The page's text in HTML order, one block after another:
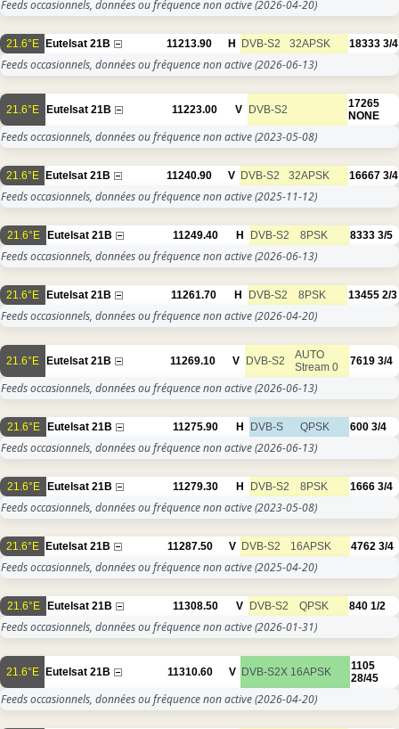
Feeds occasionnels, données ou fréquence non active(2026-04-20)
21.6°E Eutelsat 21B 11213.90 H DVB-S2 32APSK 18333 3/4
Feeds occasionnels, données ou fréquence non active(2026-06-13)
21.6°E Eutelsat 21B 11223.00 V DVB-S2
17265
NONE
Feeds occasionnels, données ou fréquence non active(2023-05-08)
21.6°E Eutelsat 21B 11240.90 V DVB-S2 32APSK 16667 3/4
Feeds occasionnels, données ou fréquence non active(2025-11-12)
21.6°E Eutelsat 21B 11249.40 H DVB-S2 8PSK 8333 3/5
Feeds occasionnels, données ou fréquence non active(2026-06-13)
21.6°E Eutelsat 21B 11261.70 H DVB-S2 8PSK 13455 2/3
Feeds occasionnels, données ou fréquence non active(2026-04-20)
21.6°E Eutelsat 21B 11269.10 V DVB-S2
AUTO
Stream 0
7619 3/4
Feeds occasionnels, données ou fréquence non active(2026-06-13)
21.6°E Eutelsat 21B 11275.90 H DVB-S QPSK 600 3/4
Feeds occasionnels, données ou fréquence non active(2026-06-13)
21.6°E Eutelsat 21B 11279.30 H DVB-S2 8PSK 1666 3/4
Feeds occasionnels, données ou fréquence non active(2023-05-08)
21.6°E Eutelsat 21B 11287.50 V DVB-S2 16APSK 4762 3/4
Feeds occasionnels, données ou fréquence non active(2025-04-20)
21.6°E Eutelsat 21B 11308.50 V DVB-S2 QPSK 840 1/2
Feeds occasionnels, données ou fréquence non active(2026-01-31)
21.6°E Eutelsat 21B 11310.60 V DVB-S2X 16APSK
1105
28/45
Feeds occasionnels, données ou fréquence non active(2026-04-20)